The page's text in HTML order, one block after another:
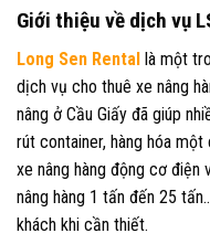
Giới thiệu về dịch vụ
Long Sen Rental là một
dịch vụ cho thuê xe nâng
nâng ở Cầu Giấy đã giúp
rút container, hàng hóa một
xe nâng hàng động cơ
nâng hàng 1 tấn đến 25
khách khi cần thiết.